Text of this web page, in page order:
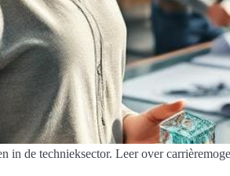
in de technieksector. Leer over